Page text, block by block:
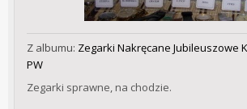
Z albumu: Zegarki Nakręcane Jubileuszowe
PW
Zegarki sprawne, na chodzie.